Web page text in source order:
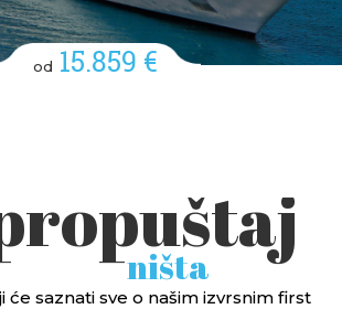
od 15.859 €
ništa
će saznati sve o našim izvrsnim first